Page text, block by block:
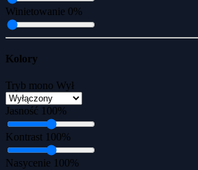
Winietowanie 0%
Kolory
Tryb mono Wył
Jasność 100%
Kontrast 100%
Nasycenie 100%